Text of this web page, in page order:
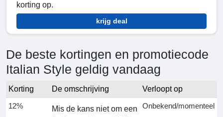
korting op.
krijg deal
De beste kortingen en promotiecode
Italian Style geldig vandaag
Korting De omschrijving
Verloopt op
12%
Mis de kans niet om een
Onbekend/momenteel